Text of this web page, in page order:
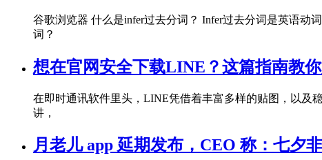
谷歌浏览器 什么是infer过去分词？ Infer过去分词是英语动
词？
想在官网安全下载LINE？这篇指南教
在即时通讯软件里头，LINE凭借着丰富多样的贴图，以及
讲，
月老儿 app 延期发布，CEO 称：七夕